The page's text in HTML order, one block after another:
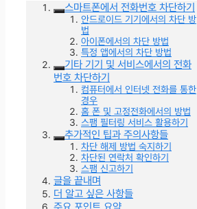
스마트폰에서 전화번호 차단하기
안드로이드 기기에서의 차단 방
법
아이폰에서의 차단 방법
특정 앱에서의 차단 방법
기타 기기 및 서비스에서의 전화
번호 차단하기
컴퓨터에서 인터넷 전화를 통한
경우
홈 폰 및 고정전화에서의 방법
스팸 필터링 서비스 활용하기
추가적인 팁과 주의사항들
차단 해제 방법 숙지하기
차단된 연락처 확인하기
스팸 신고하기
글을 끝내며
더 알고 싶은 사항들